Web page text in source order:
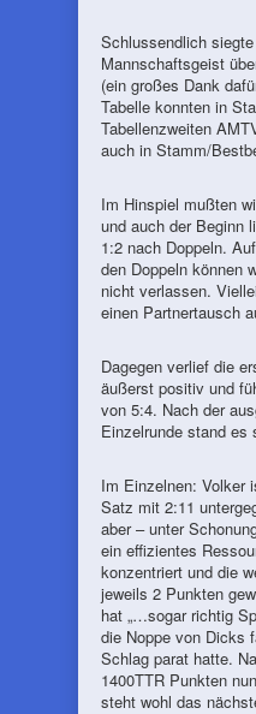
Schlussendlich
Mannschaftsgeist
(ein großes Dank
Tabelle konnten in
Tabellenzweiten
auch in Stamm/
Im Hinspiel mußten
und auch der Beginn
1:2 nach Doppeln.
den Doppeln können
nicht verlassen.
einen Partnertausch
Dagegen verlief die
äußerst positiv und
von 5:4. Nach der
Einzelrunde stand es
Im Einzelnen: Volker
Satz mit 2:11
aber – unter
ein effizientes
konzentriert und die
jeweils 2 Punkten
hat „…sogar richtig
die Noppe von Dicks
Schlag parat hatte.
1400TTR Punkten
steht wohl das